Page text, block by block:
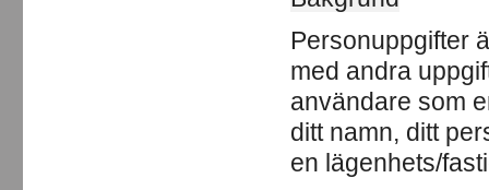
Personuppgifter
med andra
användare som
ditt namn, ditt
en lägenhets/